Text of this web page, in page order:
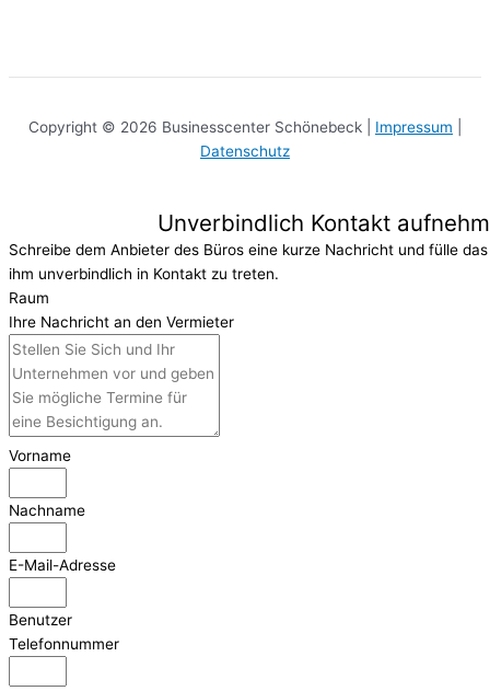
Copyright © 2026 Businesscenter Schönebeck | Impressum
Datenschutz
Unverbindlich Kontakt
Schreibe dem Anbieter des Büros eine kurze Nachricht und fülle
ihm unverbindlich in Kontakt zu treten.
Raum
Ihre Nachricht an den Vermieter
Vorname
Nachname
E-Mail-Adresse
Benutzer
Telefonnummer